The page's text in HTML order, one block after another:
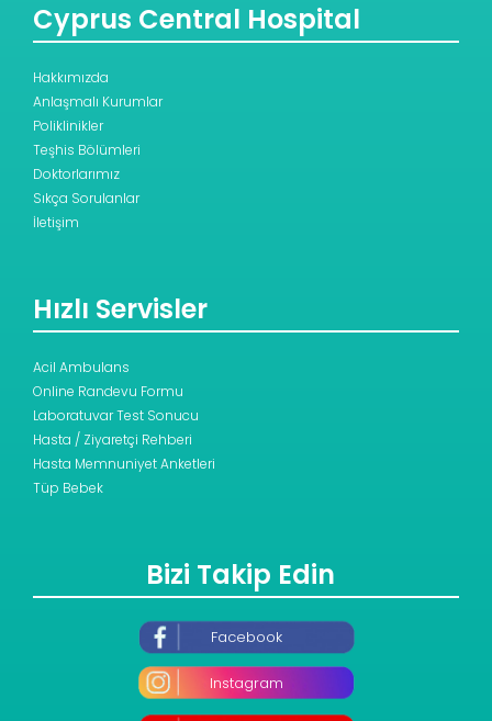
Cyprus Central Hospital
Hakkımızda
Anlaşmalı Kurumlar
Poliklinikler
Teşhis Bölümleri
Doktorlarımız
Sıkça Sorulanlar
İletişim
Hızlı Servisler
Acil Ambulans
Online Randevu Formu
Laboratuvar Test Sonucu
Hasta / Ziyaretçi Rehberi
Hasta Memnuniyet Anketleri
Tüp Bebek
Bizi Takip Edin
Facebook
Instagram